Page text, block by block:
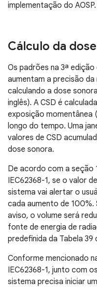
implementação do AOSP.
Cálculo da
Os padrões na 3ª
aumentam a precisão
calculando a dose
inglês). A CSD é
exposição momentânea
longo do tempo. Uma
valores de CSD
dose sonora.
De acordo com a seção
IEC62368-1, se o valor
sistema vai alertar o
cada aumento de 100%.
aviso, o volume será
fonte de energia de
predefinida da Tabela 39
Conforme mencionado
IEC62368-1, junto com
sistema precisa iniciar